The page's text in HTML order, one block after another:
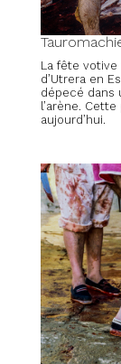
La fête votive
d’Utrera en
dépecé dans
l’arène.
aujourd’hui.